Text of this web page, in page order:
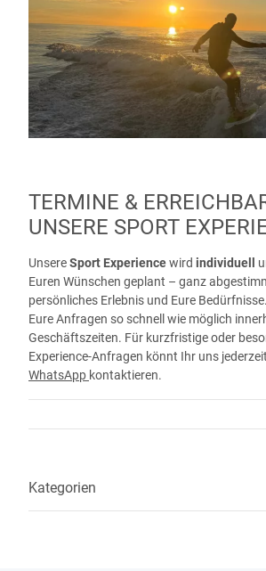
TERMINE &
UNSERE SPORT
UnsereSport Experiencewird individuell
Euren Wünschen geplant – ganz
persönliches Erlebnis und Eure
Eure Anfragen so schnell wie möglich
Geschäftszeiten. Für kurzfristige oder
Experience-Anfragen könnt Ihr uns
WhatsApp kontaktieren.
Kategorien